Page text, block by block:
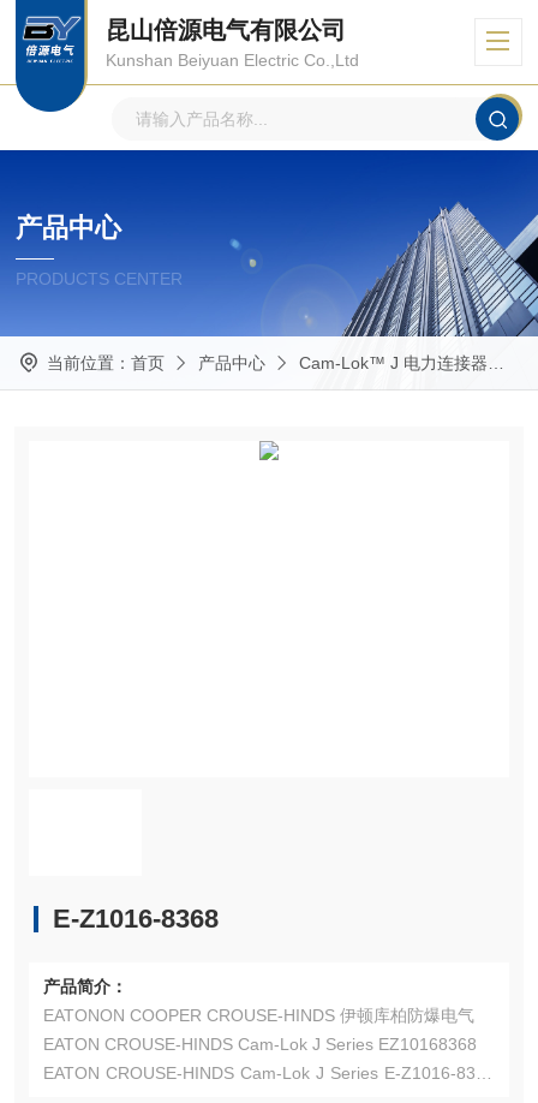
昆山倍源电气有限公司
Kunshan Beiyuan Electric Co.,Ltd
产品中心
PRODUCTS CENTER
当前位置： 首页 产品中心 Cam-Lok™ J 电力连接器
E-Z1016-8368
产品简介：
EATONON COOPER CROUSE-HINDS 伊顿库柏防爆电气
EATON CROUSE-HINDS Cam-Lok J Series EZ10168368
EATON CROUSE-HINDS Cam-Lok J Series E-Z1016-8368